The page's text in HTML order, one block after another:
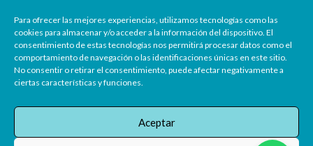
Para ofrecer las mejores experiencias, utilizamos tecnologías como las
cookies para almacenar y/o acceder a la información del dispositivo. El
consentimiento de estas tecnologías nos permitirá procesar datos como el
comportamiento de navegación o las identificaciones únicas en este sitio.
No consentir o retirar el consentimiento, puede afectar negativamente a
ciertas características y funciones.
Aceptar
Nº Registro Sanitario: 47-C22-0302